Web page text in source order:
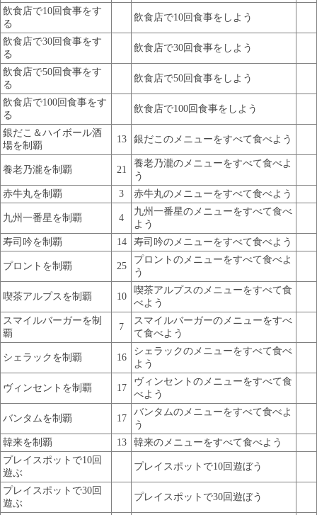
飲食店で10回食事をす
る
飲食店で10回食事をしよう
飲食店で30回食事をす
る
飲食店で30回食事をしよう
飲食店で50回食事をす
る
飲食店で50回食事をしよう
飲食店で100回食事をす
る
飲食店で100回食事をしよう
銀だこ＆ハイボール酒
場を制覇
13 銀だこのメニューをすべて食べよう
養老乃瀧を制覇 21
養老乃瀧のメニューをすべて食べよ
う
赤牛丸を制覇
3 赤牛丸のメニューをすべて食べよう
九州一番星を制覇 4
九州一番星のメニューをすべて食べ
よう
寿司吟を制覇
14 寿司吟のメニューをすべて食べよう
プロントを制覇 25
プロントのメニューをすべて食べよ
う
喫茶アルプスを制覇 10
喫茶アルプスのメニューをすべて食
べよう
スマイルバーガーを制
覇
7
スマイルバーガーのメニューをすべ
て食べよう
シェラックを制覇 16
シェラックのメニューをすべて食べ
よう
ヴィンセントを制覇 17
ヴィンセントのメニューをすべて食
べよう
バンタムを制覇 17
バンタムのメニューをすべて食べよ
う
韓来を制覇
13
韓来のメニューをすべて食べよう
プレイスポットで10回
遊ぶ
プレイスポットで10回遊ぼう
プレイスポットで30回
遊ぶ
プレイスポットで30回遊ぼう